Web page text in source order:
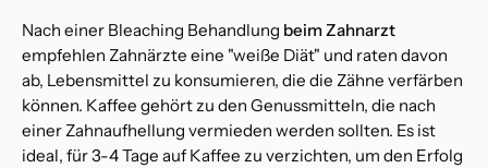
Nach einer Bleaching Behandlung beim Zahnarzt
empfehlen Zahnärzte eine "weiße Diät" und raten davon
ab, Lebensmittel zu konsumieren, die die Zähne verfärben
können. Kaffee gehört zu den Genussmitteln, die nach
einer Zahnaufhellung vermieden werden sollten. Es ist
ideal, für 3-4 Tage auf Kaffee zu verzichten, um den Erfolg